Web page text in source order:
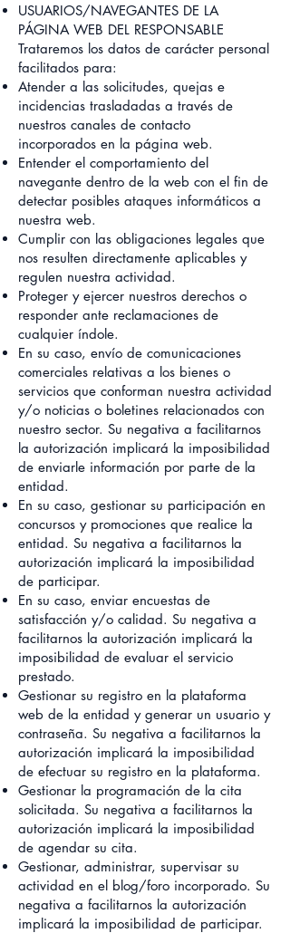
USUARIOS/NAVEGANTES DE LA
PÁGINA WEB DEL RESPONSABLE
Trataremos los datos de carácter personal
facilitados para:
Atender a las solicitudes, quejas e
incidencias trasladadas a través de
nuestros canales de contacto
incorporados en la página web.
Entender el comportamiento del
navegante dentro de la web con el fin de
detectar posibles ataques informáticos a
nuestra web.
Cumplir con las obligaciones legales que
nos resulten directamente aplicables y
regulen nuestra actividad.
Proteger y ejercer nuestros derechos o
responder ante reclamaciones de
cualquier índole.
En su caso, envío de comunicaciones
comerciales relativas a los bienes o
servicios que conforman nuestra actividad
y/o noticias o boletines relacionados con
nuestro sector. Su negativa a facilitarnos
la autorización implicará la imposibilidad
de enviarle información por parte de la
entidad.
En su caso, gestionar su participación en
concursos y promociones que realice la
entidad. Su negativa a facilitarnos la
autorización implicará la imposibilidad
de participar.
En su caso, enviar encuestas de
satisfacción y/o calidad. Su negativa a
facilitarnos la autorización implicará la
imposibilidad de evaluar el servicio
prestado.
Gestionar su registro en la plataforma
web de la entidad y generar un usuario y
contraseña. Su negativa a facilitarnos la
autorización implicará la imposibilidad
de efectuar su registro en la plataforma.
Gestionar la programación de la cita
solicitada. Su negativa a facilitarnos la
autorización implicará la imposibilidad
de agendar su cita.
Gestionar, administrar, supervisar su
actividad en el blog/foro incorporado. Su
negativa a facilitarnos la autorización
implicará la imposibilidad de participar.